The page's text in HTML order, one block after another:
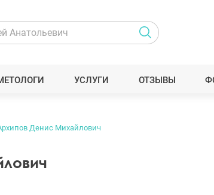
УСЛУГИ ОТЗЫВЫ
Денис Михайлович